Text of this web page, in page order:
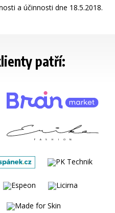
a účinnosti dne 18.5.2018.
patří: